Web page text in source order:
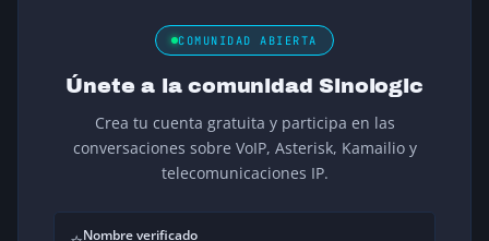
COMUNIDAD ABIERTA
Únete a la comunidad Sinologic
Crea tu cuenta gratuita y participa en las
conversaciones sobre VoIP, Asterisk, Kamailio y
telecomunicaciones IP.
Nombre verificado